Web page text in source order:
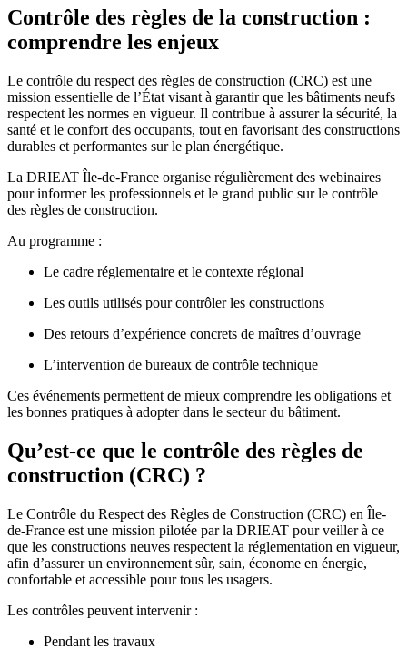
Contrôle des règles de la construction :
comprendre les enjeux
Le contrôle du respect des règles de construction (CRC) est une
mission essentielle de l’État visant à garantir que les bâtiments neufs
respectent les normes en vigueur. Il contribue à assurer la sécurité, la
santé et le confort des occupants, tout en favorisant des constructions
durables et performantes sur le plan énergétique.
La DRIEAT Île-de-France organise régulièrement des webinaires
pour informer les professionnels et le grand public sur le contrôle
des règles de construction.
Au programme :
Le cadre réglementaire et le contexte régional
Les outils utilisés pour contrôler les constructions
Des retours d’expérience concrets de maîtres d’ouvrage
L’intervention de bureaux de contrôle technique
Ces événements permettent de mieux comprendre les obligations et
les bonnes pratiques à adopter dans le secteur du bâtiment.
Qu’est-ce que le contrôle des règles de
construction (CRC) ?
Le Contrôle du Respect des Règles de Construction (CRC) en Île-
de-France est une mission pilotée par la DRIEAT pour veiller à ce
que les constructions neuves respectent la réglementation en vigueur,
afin d’assurer un environnement sûr, sain, économe en énergie,
confortable et accessible pour tous les usagers.
Les contrôles peuvent intervenir :
Pendant les travaux